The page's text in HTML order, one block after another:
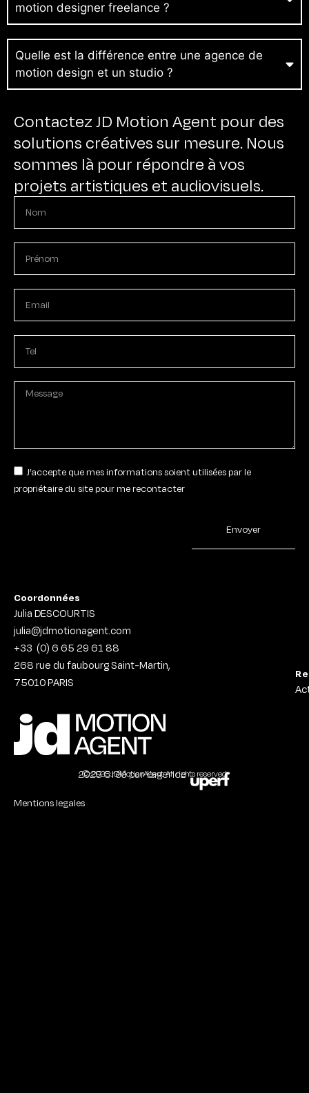
motion designer freelance ?
Quelle est la différence entre une agence de
motion design et un studio ?
Contactez JD Motion Agent pour des
solutions créatives sur mesure. Nous
sommes là pour répondre à vos
projets artistiques et audiovisuels.
J’accepte que mes informations soient utilisées par le
propriétaire du site pour me recontacter
Envoyer
Coordonnées
Julia DESCOURTIS
julia@jdmotionagent.com
+33 (0) 6 65 29 61 88
268 rue du faubourg Saint-Martin,
75010PARIS
© 2025 JDMotionAgent. All rights reserved.
2025 Créé par l’agence
Mentions legales